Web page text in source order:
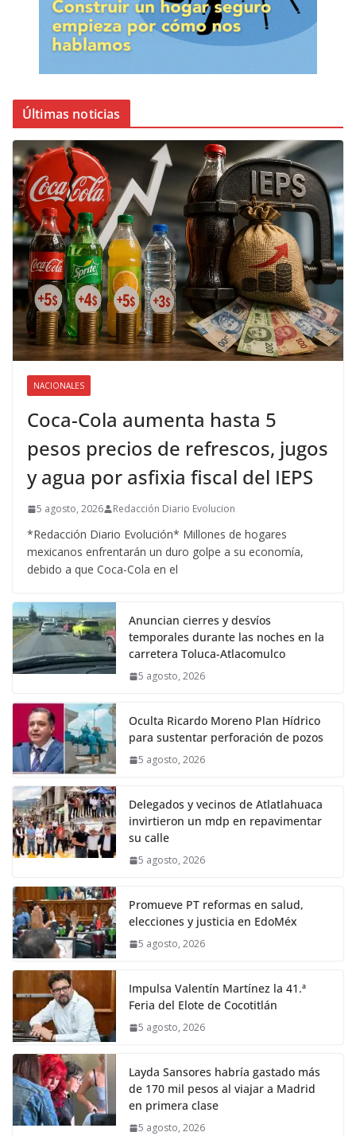
Últimas noticias
NACIONALES
Coca-Cola aumenta hasta 5
pesos precios de refrescos, jugos
y agua por asfixia fiscal del IEPS
5 agosto, 2026 Redacción Diario Evolucion
*Redacción Diario Evolución* Millones de hogares
mexicanos enfrentarán un duro golpe a su economía,
debido a que Coca-Cola en el
Anuncian cierres y desvíos
temporales durante las noches en la
carretera Toluca-Atlacomulco
5 agosto, 2026
Oculta Ricardo Moreno Plan Hídrico
para sustentar perforación de pozos
5 agosto, 2026
Delegados y vecinos de Atlatlahuaca
invirtieron un mdp en repavimentar
su calle
5 agosto, 2026
Promueve PT reformas en salud,
elecciones y justicia en EdoMéx
5 agosto, 2026
Impulsa Valentín Martínez la 41.ª
Feria del Elote de Cocotitlán
5 agosto, 2026
Layda Sansores habría gastado más
de 170 mil pesos al viajar a Madrid
en primera clase
5 agosto, 2026